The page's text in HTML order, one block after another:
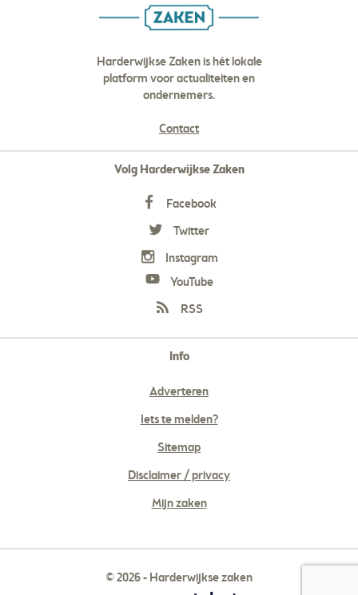
Harderwijkse Zaken is hét lokale
platform voor actualiteiten en
ondernemers.
Contact
Volg Harderwijkse Zaken
Facebook
Twitter
Instagram
YouTube
RSS
Info
Adverteren
Iets te melden?
Sitemap
Disclaimer / privacy
Mijn zaken
© 2026 - Harderwijkse zaken